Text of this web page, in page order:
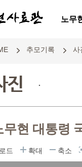
노무
추모기록 사
진 .
무현 대통령
드 확대 축소